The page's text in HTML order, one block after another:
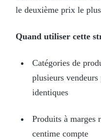
le deuxième prix le
Quand utiliser cette
Catégories de
plusieurs
identiques
Produits à marges
centime compte